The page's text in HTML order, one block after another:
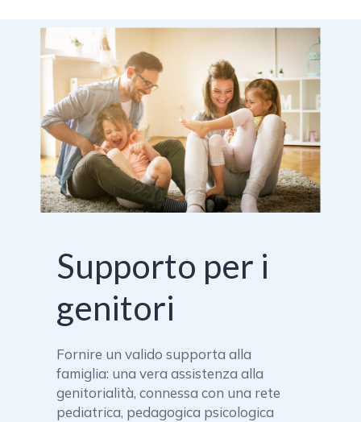
Supporto per i
genitori
Fornire un valido supporta alla
famiglia: una vera assistenza alla
genitorialità, connessa con una rete
pediatrica, pedagogica psicologica